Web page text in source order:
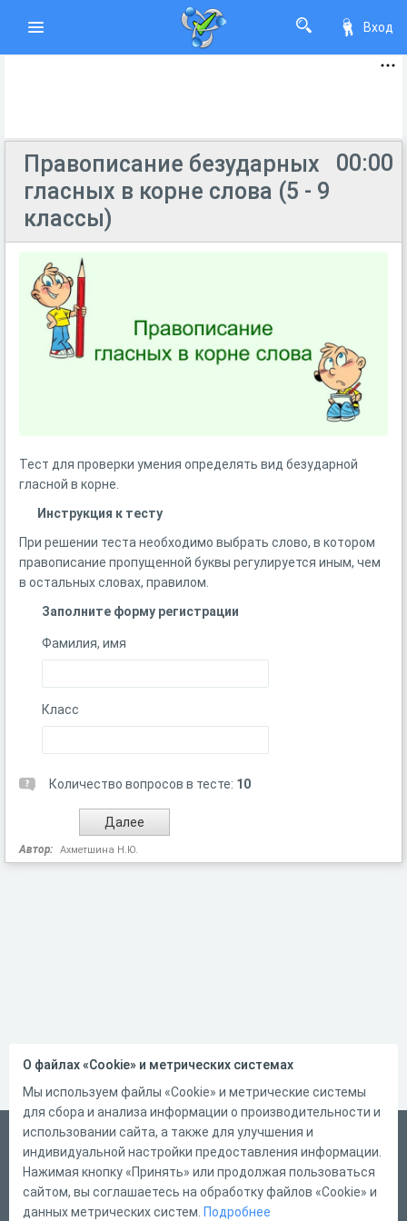
Вход
00:00
Правописание безударных
гласных в корне слова (5 - 9
классы)
Тест для проверки умения определять вид безударной
гласной в корне.
Инструкция к тесту
При решении теста необходимо выбрать слово, в котором
правописание пропущенной буквы регулируется иным, чем
в остальных словах, правилом.
Заполните форму регистрации
Фамилия, имя
Класс
Количество вопросов в тесте: 10
Автор: Ахметшина Н.Ю.
Русский
Справка
Форма обратной связи
О файлах «Cookie» и метрических системах
Мы используем файлы «Cookie» и метрические системы
для сбора и анализа информации о производительности и
использовании сайта, а также для улучшения и
индивидуальной настройки предоставления информации.
Нажимая кнопку «Принять» или продолжая пользоваться
сайтом, вы соглашаетесь на обработку файлов «Cookie» и
данных метрических систем. Подробнее